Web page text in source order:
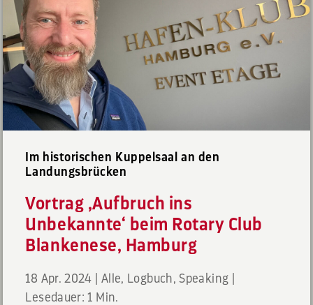
Im historischen Kuppelsaal an den
Landungsbrücken
Vortrag ‚Aufbruch ins
Unbekannte‘ beim Rotary Club
Blankenese, Hamburg
18 Apr. 2024 Alle, Logbuch,Speaking
Lesedauer: 1 Min.